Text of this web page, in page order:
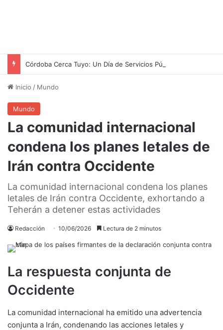
Inicio / Mundo
Mundo
La comunidad internacional
condena los planes letales de
Irán contra Occidente
La comunidad internacional condena los planes
letales de Irán contra Occidente, exhortando a
Teherán a detener estas actividades
Redacción 10/06/2026 Lectura de 2 minutos
La respuesta conjunta de
Occidente
La comunidad internacional ha emitido una advertencia
conjunta a Irán, condenando las acciones letales y